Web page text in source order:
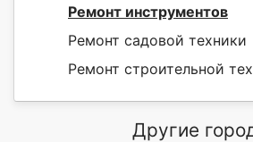
Ремонт инструментов
Ремонт садовой техники
Ремонт строительной
Другие